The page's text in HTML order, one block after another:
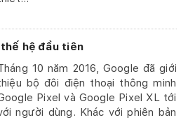
hệ đầu tiên
10 năm 2016, Google đã giới
bộ đôi điện thoại thông minh
Pixel và Google Pixel XL tới
người dùng. Khác với phiên bản